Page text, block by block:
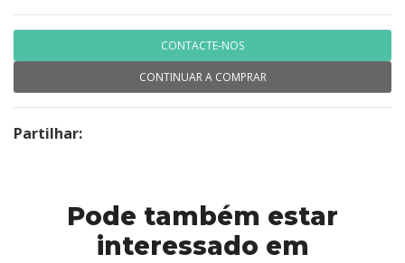
CONTACTE-NOS
CONTINUAR A COMPRAR
Partilhar:
Pode também estar
interessado em